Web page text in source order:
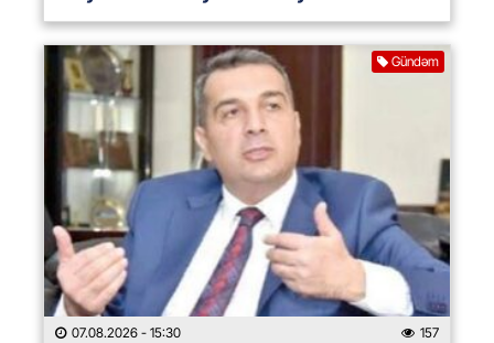
Gündəm
07.08.2026 - 15:30 157